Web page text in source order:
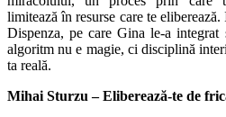
limitează în resurse care te
Dispenza, pe care Gina le-a integrat
algoritm nu e magie, ci disciplină
ta reală.
Mihai Sturzu – Eliberează-te de